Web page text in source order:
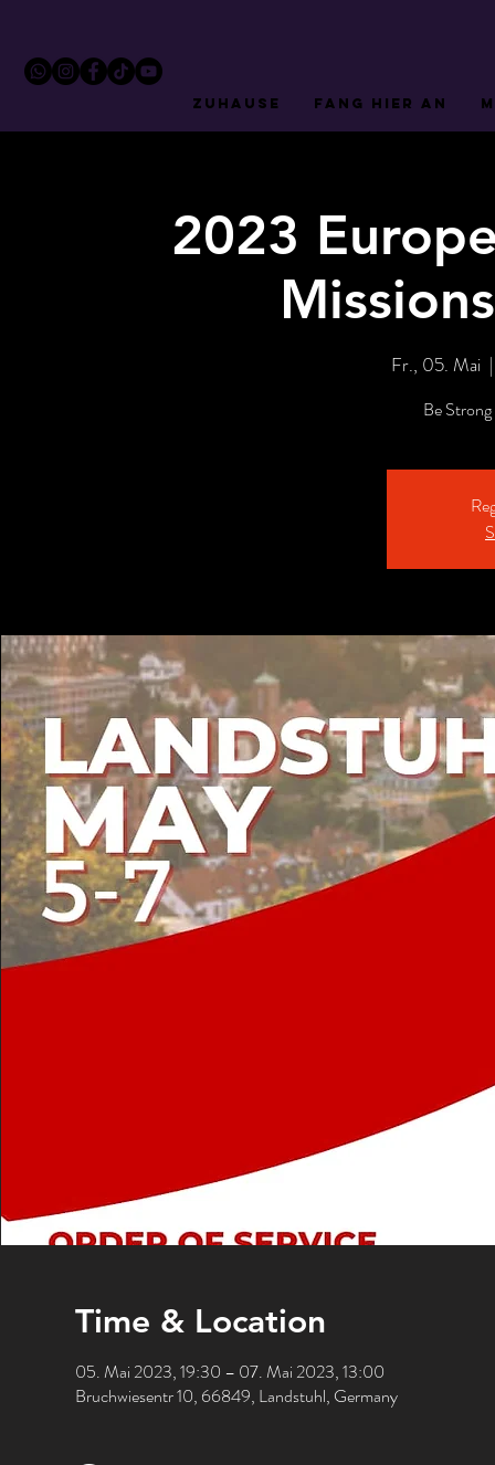
ZUHAUSE FANG HIER AN
2023
Fr., 05. Mai
Be
Time & Location
05. Mai 2023, 19:30 – 07. Mai 2023, 13:00
Bruchwiesentr 10, 66849, Landstuhl, Germany